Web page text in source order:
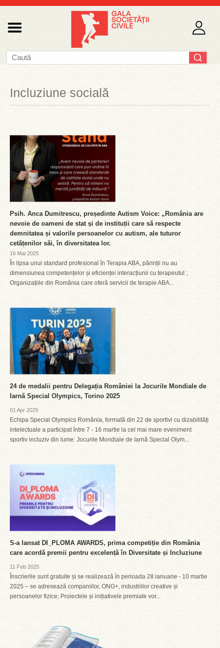
Incluziune socială
Psih. Anca Dumitrescu, președinte Autism Voice: „România are
nevoie de oameni de stat și de instituții care să respecte
demnitatea și valorile persoanelor cu autism, ale tuturor
cetățenilor săi, în diversitatea lor.
16 Mai 2025
În lipsa unui standard profesional în Terapia ABA, părinții nu au
dimensiunea competențelor și eficienței interacțiunii cu terapeutul ;
Organizațiile din România care oferă servicii de terapie ABA...
24 de medalii pentru Delegația României la Jocurile Mondiale de
Iarnă Special Olympics, Torino 2025
01 Apr 2025
Echipa Special Olympics România, formată din 22 de sportivi cu dizabilități
intelectuale a participat între 7 - 16 martie la cel mai mare eveniment
sportiv incluziv din lume: Jocurile Mondiale de Iarnă Special Olym...
S-a lansat DI_PLOMA AWARDS, prima competiție din România
care acordă premii pentru excelență în Diversitate și Incluziune
11 Feb 2025
Înscrierile sunt gratuite și se realizează în perioada 28 ianuarie - 10 martie
2025 – se adresează companiilor, ONG+, industriilor creative și
persoanelor fizice; Proiectele și inițiativele premiate vor...